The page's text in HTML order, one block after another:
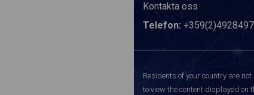
Kontakta oss
Telefon: +359(2)4928497
Residents of your country are
to view the content displayed